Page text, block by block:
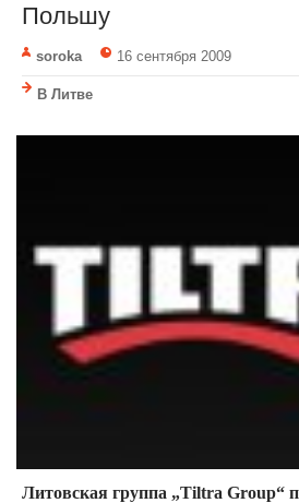
Польшу
soroka 16 сентября 2009
В Литве
Литовская группа „Tiltra Group“